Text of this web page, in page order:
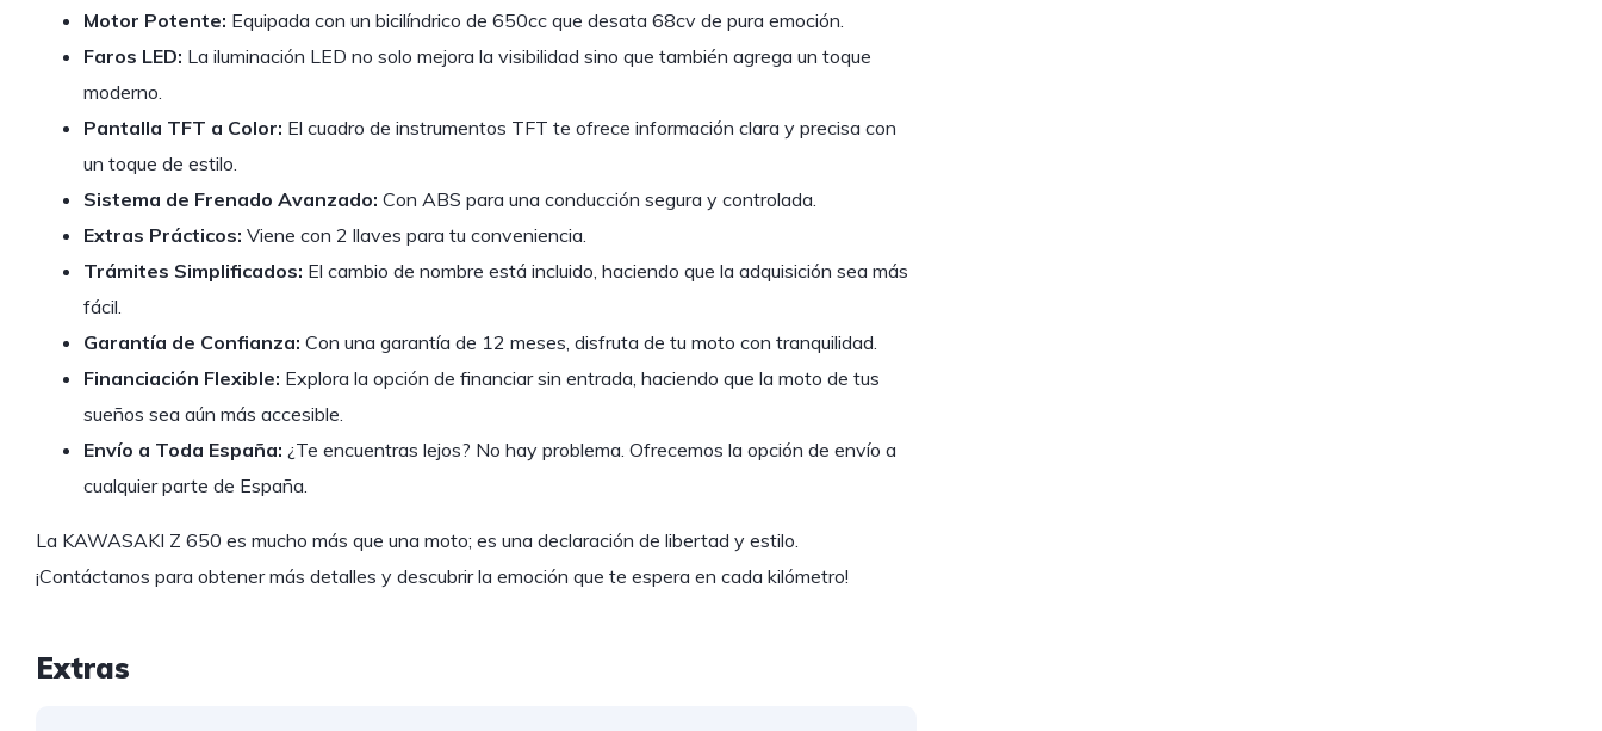
Motor Potente: Equipada con un bicilíndrico de 650cc que desata 68cv de pura emoción.
Faros LED: La iluminación LED no solo mejora la visibilidad sino que también agrega un toque
moderno.
Pantalla TFT a Color: El cuadro de instrumentos TFT te ofrece información clara y precisa con
un toque de estilo.
Sistema de Frenado Avanzado: Con ABS para una conducción segura y controlada.
Extras Prácticos: Viene con 2 llaves para tu conveniencia.
Trámites Simplificados: El cambio de nombre está incluido, haciendo que la adquisición sea más
fácil.
Garantía de Confianza: Con una garantía de 12 meses, disfruta de tu moto con tranquilidad.
Financiación Flexible: Explora la opción de financiar sin entrada, haciendo que la moto de tus
sueños sea aún más accesible.
Envío a Toda España: ¿Te encuentras lejos? No hay problema. Ofrecemos la opción de envío a
cualquier parte de España.
La KAWASAKI Z 650 es mucho más que una moto; es una declaración de libertad y estilo.
¡Contáctanos para obtener más detalles y descubrir la emoción que te espera en cada kilómetro!
Extras